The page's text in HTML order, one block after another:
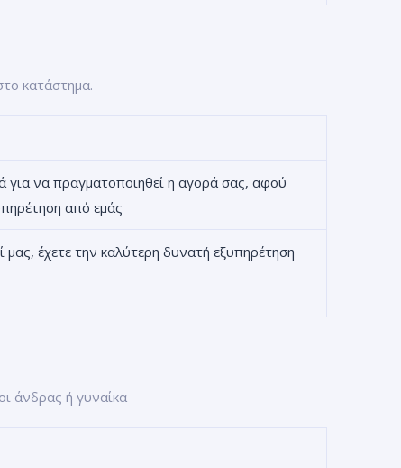
κατάστημα.
για να πραγματοποιηθεί η αγορά σας, αφού
από εμάς
μας, έχετε την καλύτερη δυνατή εξυπηρέτηση
άνδρας ή γυναίκα